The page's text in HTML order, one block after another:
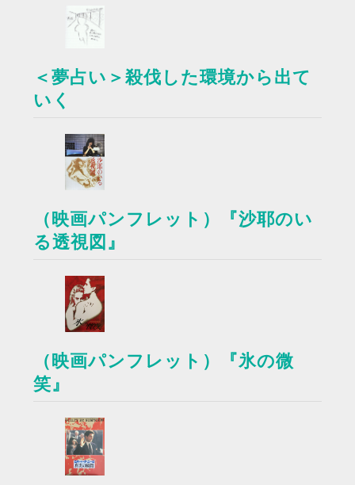
＜夢占い＞殺伐した環境から出て
いく
（映画パンフレット）『沙耶のい
る透視図』
（映画パンフレット）『氷の微
笑』